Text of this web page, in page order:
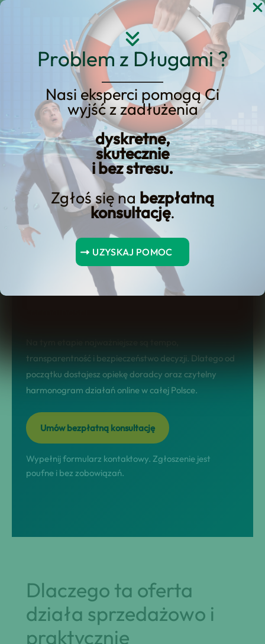
Problem z Długami ?
Nasi eksperci pomogą Ci
wyjść z zadłużenia
dyskretne,
skutecznie
i bez stresu.
Zgłoś się na bezpłatną
konsultację.
UZYSKAJ POMOC
Przejdź
KREDYT123.PL – OFERTA SPRZEDAŻOWA
Kredyt Gotówkowy
Przez Internet
kredyt gotówkowy przez internet to
usługa, którą prowadzimy w modelu
nastawionym na wynik: diagnoza
sytuacji, dobór rozwiązania,
przeprowadzenie procesu i domknięcie
transparentność i bezpieczeństwo decyzji. Dlatego od
początku dostajesz opiekę doradcy oraz czytelny
harmonogram działań online w całej Polsce.
Umów bezpłatną konsultację
Wypełnij formularz kontaktowy. Zgłoszenie jest
poufne i bez zobowiązań.
Dlaczego ta oferta
działa sprzedażowo i
praktycznie